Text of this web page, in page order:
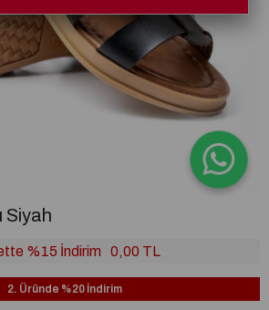
Siyah
%15 İndirim 0,00 TL
2. Üründe %20 İndirim